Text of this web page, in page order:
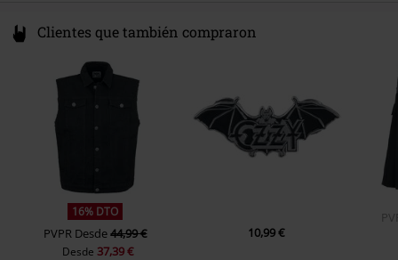
Clientes que también compraron
16% DTO
PVPR Desde44,99 €
Desde 37,39 €
10,99 €